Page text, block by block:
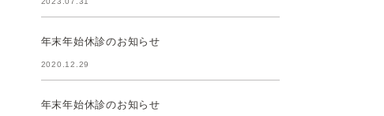
年末年始休診のお知らせ
2020.12.29
年末年始休診のお知らせ